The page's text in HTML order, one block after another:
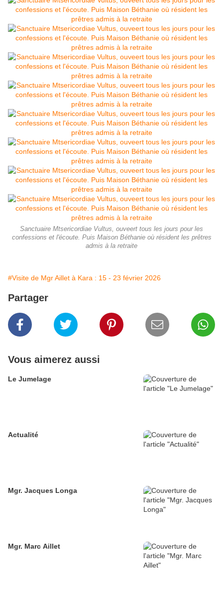
Sanctuaire Mtsericordiae Vultus, ouveert tous les jours pour les
confessions et l'écoute. Puis Maison Béthanie où résident les prêtres
admis à la retraite
#Visite de Mgr Aillet à Kara : 15 - 23 février 2026
Partager
Vous aimerez aussi
Le Jumelage
Actualité
Mgr. Jacques Longa
Mgr. Marc Aillet